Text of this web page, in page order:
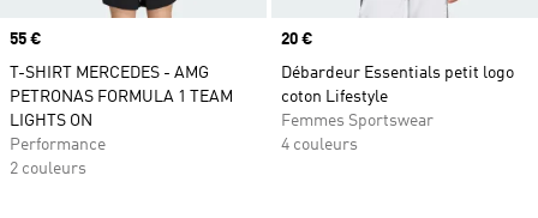
Prix
55 €
T-SHIRT MERCEDES - AMG
PETRONAS FORMULA 1 TEAM
LIGHTS ON
Performance
2 couleurs
Prix
20 €
Débardeur Essentials petit logo
coton Lifestyle
Femmes Sportswear
4 couleurs